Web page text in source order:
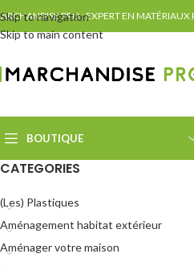
Skip to navigation
Skip to main content
PRO : EXPERT EN
BOUTIQUE
CATEGORIES
(Les) Plastiques
Aménagement habitat extérieur
Aménager votre maison